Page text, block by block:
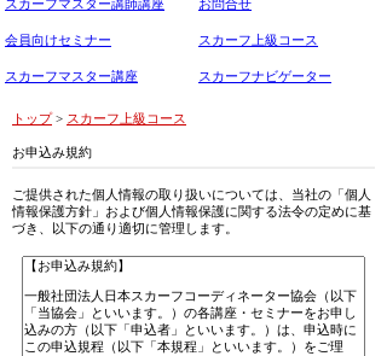
スカーフマスター講師講座 お問合せ
会員向けセミナー スカーフ上級コース
スカーフマスター講座 スカーフナビゲーター
トップ> スカーフ上級コース
お申込み規約
ご提供された個人情報の取り扱いについては、当社の「個人
情報保護方針」および個人情報保護に関する法令の定めに基
づき、以下の通り適切に管理します。